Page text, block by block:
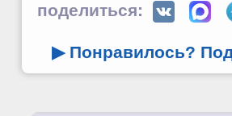
поделиться:
▶ Понравилось?